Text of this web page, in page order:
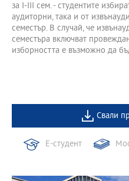
за І-III сем. - студентите
аудиторни, така и от
семестър. В случай, че
семестъра включват
изборността е възможно да
Свали
Е-студент